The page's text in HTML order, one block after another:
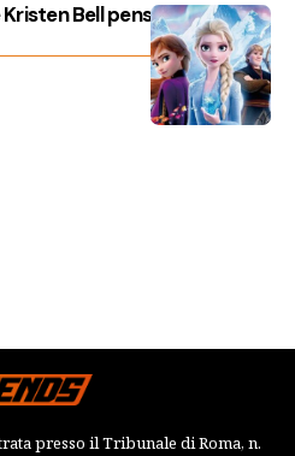
Bell pensano già a un
presso il Tribunale di Roma, n.